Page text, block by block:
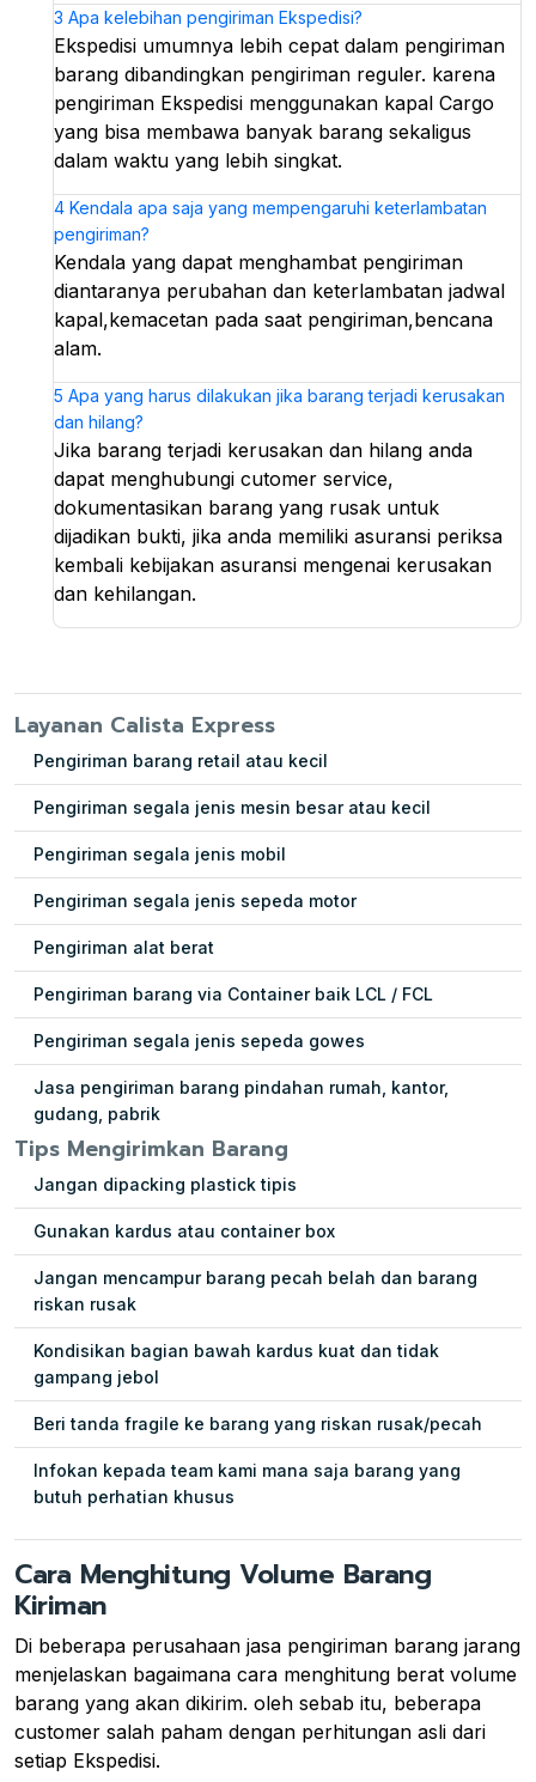
3 Apa kelebihan pengiriman Ekspedisi?
Ekspedisi umumnya lebih cepat dalam pengiriman
barang dibandingkan pengiriman reguler. karena
pengiriman Ekspedisi menggunakan kapal Cargo
yang bisa membawa banyak barang sekaligus
dalam waktu yang lebih singkat.
4 Kendala apa saja yang mempengaruhi keterlambatan
pengiriman?
Kendala yang dapat menghambat pengiriman
diantaranya perubahan dan keterlambatan jadwal
kapal,kemacetan pada saat pengiriman,bencana
alam.
5 Apa yang harus dilakukan jika barang terjadi kerusakan
dan hilang?
Jika barang terjadi kerusakan dan hilang anda
dapat menghubungi cutomer service,
dokumentasikan barang yang rusak untuk
dijadikan bukti, jika anda memiliki asuransi periksa
kembali kebijakan asuransi mengenai kerusakan
dan kehilangan.
Layanan Calista Express
Pengiriman barang retail atau kecil
Pengiriman segala jenis mesin besar atau kecil
Pengiriman segala jenis mobil
Pengiriman segala jenis sepeda motor
Pengiriman alat berat
Pengiriman barang via Container baik LCL / FCL
Pengiriman segala jenis sepeda gowes
Jasa pengiriman barang pindahan rumah, kantor,
gudang, pabrik
Tips Mengirimkan Barang
Jangan dipacking plastick tipis
Gunakan kardus atau container box
Jangan mencampur barang pecah belah dan barang
riskan rusak
Kondisikan bagian bawah kardus kuat dan tidak
gampang jebol
Beri tanda fragile ke barang yang riskan rusak/pecah
Infokan kepada team kami mana saja barang yang
butuh perhatian khusus
Cara Menghitung Volume Barang
Kiriman
Di beberapa perusahaan jasa pengiriman barang jarang
menjelaskan bagaimana cara menghitung berat volume
barang yang akan dikirim. oleh sebab itu, beberapa
customer salah paham dengan perhitungan asli dari
setiap Ekspedisi.